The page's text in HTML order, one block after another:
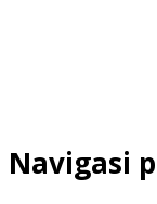
Navigasi